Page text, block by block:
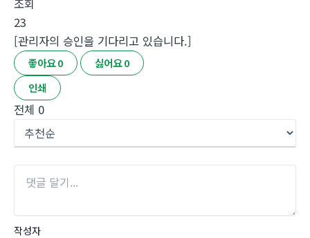
조회
23
[관리자의 승인을 기다리고 있습니다.]
좋아요0 싫어요0
인쇄
전체 0
작성자